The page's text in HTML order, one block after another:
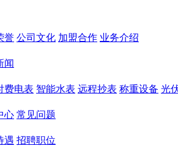
誉 公司文化 加盟合作 业务介绍
闻
费电表 智能水表 远程抄表 称重设备 光
心 常见问题
遇 招聘职位